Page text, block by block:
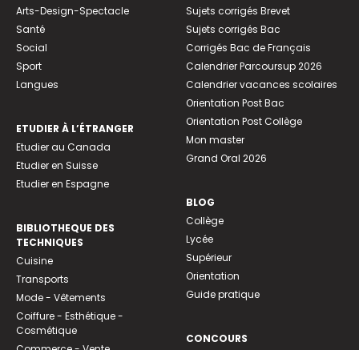
Arts-Design-Spectacle
Santé
Social
Sport
Langues
ETUDIER À L’ÉTRANGER
Etudier au Canada
Etudier en Suisse
Etudier en Espagne
BIBLIOTHEQUE DES
TECHNIQUES
Cuisine
Transports
Mode - Vêtements
Coiffure - Esthétique -
Cosmétique
Sujets corrigés Brevet
Sujets corrigés Bac
Corrigés Bac de Français
Calendrier Parcoursup 2026
Calendrier vacances scolaires
Orientation Post Bac
Orientation Post Collège
Mon master
Grand Oral 2026
BLOG
Collège
Lycée
Supérieur
Orientation
Guide pratique
CONCOURS